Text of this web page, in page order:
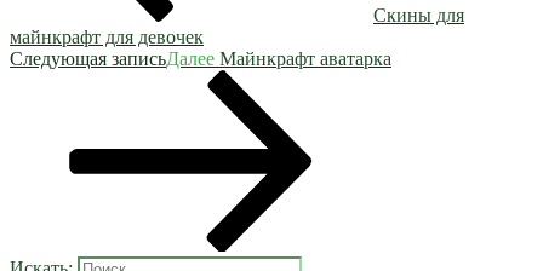
Скины для
майнкрафт для девочек
Следующая записьДалее Майнкрафт аватарка